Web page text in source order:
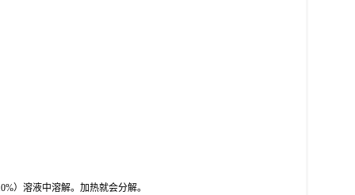
）溶液中溶解。加热就会分解。